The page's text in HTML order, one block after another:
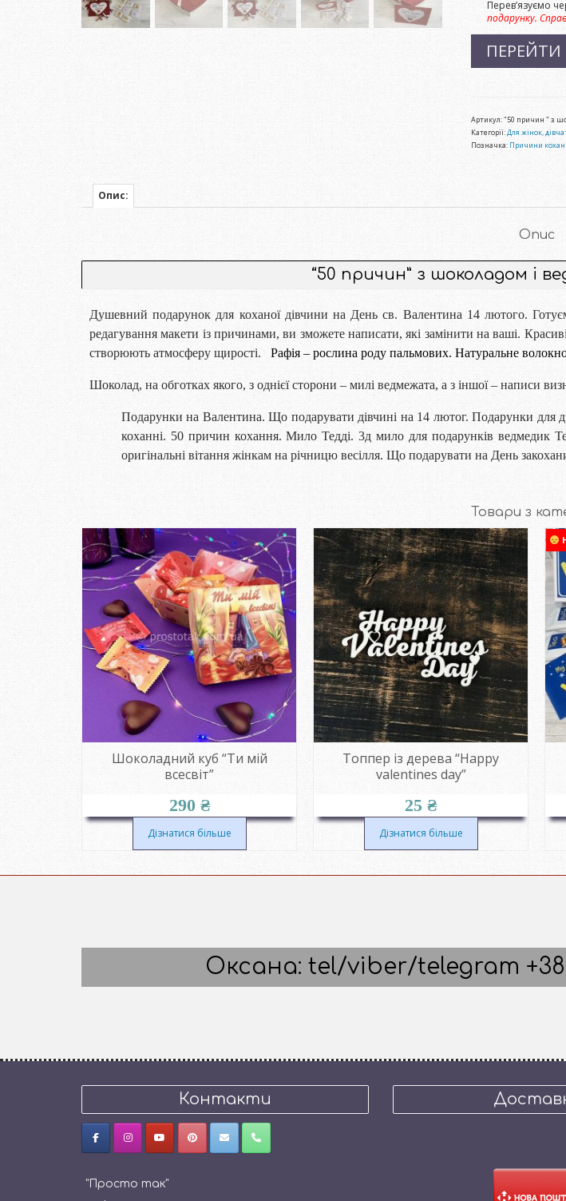
Перев’язуємо
подарунку.
Артикул:"50 причин " з
Категорії:Для жінок,
Позначка: Причини
Опис:
Опис
“50 причин” з шоколадом і
Душевний подарунок для коханої дівчини на День св. Валентина 14 лютого.
редагування макети із причинами, ви зможете написати, які замінити на ваші.
створюють атмосферу щирості. Рафія – рослина роду пальмових. Натуральне
Шоколад, на обготках якого, з однієї сторони – милі ведмежата, а з іншої – написи
Подарунки на Валентина. Що подарувати дівчині на 14 лютог. Подарунки для
коханні. 50 причин кохання. Мило Тедді. 3д мило для подарунків ведмедик
оригінальні вітання жінкам на річницю весілля. Що подарувати на День
Товари з
Шоколадний куб “Ти мій
всесвіт”
290 ₴
Дізнатися більше
Топпер із дерева “Happy
valentines day”
25 ₴
Дізнатися більше
Оксана: tel/viber/telegram +38
Контакти
"Просто так"